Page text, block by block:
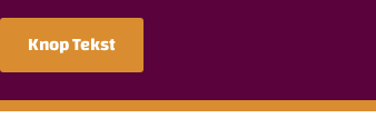
Knop Tekst